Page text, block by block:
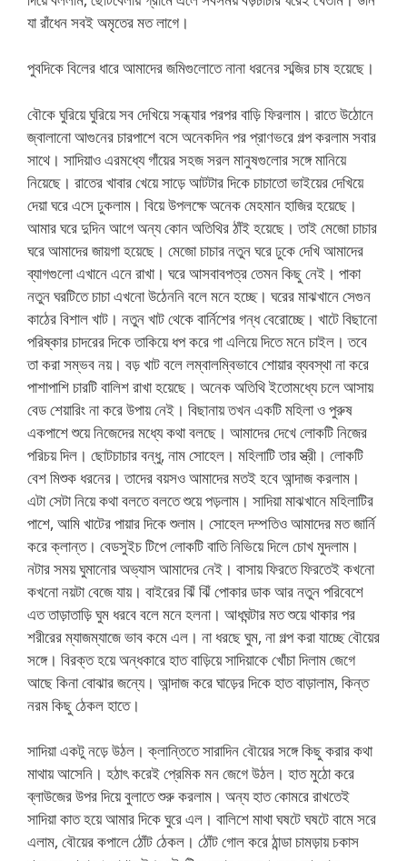
যা রাঁধেন সবই অমৃতের মত লাগে।
পুবদিকে বিলের ধারে আমাদের জমিগুলোতে নানা ধরনের সব্জির চাষ হয়েছে।
বৌকে ঘুরিয়ে ঘুরিয়ে সব দেখিয়ে সন্ধ্যার পরপর বাড়ি ফিরলাম। রাতে উঠোনে
জ্বালানো আগুনের চারপাশে বসে অনেকদিন পর প্রাণভরে গল্প করলাম সবার
সাথে। সাদিয়াও এরমধ্যে গাঁয়ের সহজ সরল মানুষগুলোর সঙ্গে মানিয়ে
নিয়েছে। রাতের খাবার খেয়ে সাড়ে আটটার দিকে চাচাতো ভাইয়ের দেখিয়ে
দেয়া ঘরে এসে ঢুকলাম। বিয়ে উপলক্ষে অনেক মেহমান হাজির হয়েছে।
আমার ঘরে দুদিন আগে অন্য কোন অতিথির ঠাঁই হয়েছে। তাই মেজো চাচার
ঘরে আমাদের জায়গা হয়েছে। মেজো চাচার নতুন ঘরে ঢুকে দেখি আমাদের
ব্যাগগুলো এখানে এনে রাখা। ঘরে আসবাবপত্র তেমন কিছু নেই। পাকা
নতুন ঘরটিতে চাচা এখনো উঠেননি বলে মনে হচ্ছে। ঘরের মাঝখানে সেগুন
কাঠের বিশাল খাট। নতুন খাট থেকে বার্নিশের গন্ধ বেরোচ্ছে। খাটে বিছানো
পরিষ্কার চাদরের দিকে তাকিয়ে ধপ করে গা এলিয়ে দিতে মনে চাইল। তবে
তা করা সম্ভব নয়। বড় খাট বলে লম্বালম্বিভাবে শোয়ার ব্যবস্থা না করে
পাশাপাশি চারটি বালিশ রাখা হয়েছে। অনেক অতিথি ইতোমধ্যে চলে আসায়
বেড শেয়ারিং না করে উপায় নেই। বিছানায় তখন একটি মহিলা ও পুরুষ
একপাশে শুয়ে নিজেদের মধ্যে কথা বলছে। আমাদের দেখে লোকটি নিজের
পরিচয় দিল। ছোটচাচার বন্ধু, নাম সোহেল। মহিলাটি তার স্ত্রী। লোকটি
বেশ মিশুক ধরনের। তাদের বয়সও আমাদের মতই হবে আন্দাজ করলাম।
এটা সেটা নিয়ে কথা বলতে বলতে শুয়ে পড়লাম। সাদিয়া মাঝখানে মহিলাটির
পাশে, আমি খাটের পায়ার দিকে শুলাম। সোহেল দম্পতিও আমাদের মত জার্নি
করে ক্লান্ত। বেডসুইচ টিপে লোকটি বাতি নিভিয়ে দিলে চোখ মুদলাম।
নটার সময় ঘুমানোর অভ্যাস আমাদের নেই। বাসায় ফিরতে ফিরতেই কখনো
কখনো নয়টা বেজে যায়। বাইরের ঝিঁ ঝিঁ পোকার ডাক আর নতুন পরিবেশে
এত তাড়াতাড়ি ঘুম ধরবে বলে মনে হলনা। আধঘন্টার মত শুয়ে থাকার পর
শরীরের ম্যাজম্যাজে ভাব কমে এল। না ধরছে ঘুম, না গল্প করা যাচ্ছে বৌয়ের
সঙ্গে। বিরক্ত হয়ে অন্ধকারে হাত বাড়িয়ে সাদিয়াকে খোঁচা দিলাম জেগে
আছে কিনা বোঝার জন্যে। আন্দাজ করে ঘাড়ের দিকে হাত বাড়ালাম, কিন্ত
নরম কিছু ঠেকল হাতে।
সাদিয়া একটু নড়ে উঠল। ক্লান্তিতে সারাদিন বৌয়ের সঙ্গে কিছু করার কথা
মাথায় আসেনি। হঠাৎ করেই প্রেমিক মন জেগে উঠল। হাত মুঠো করে
ব্লাউজের উপর দিয়ে বুলাতে শুরু করলাম। অন্য হাত কোমরে রাখতেই
সাদিয়া কাত হয়ে আমার দিকে ঘুরে এল। বালিশে মাথা ঘষটে ঘষটে বামে সরে
এলাম, বৌয়ের কপালে ঠোঁট ঠেকল। ঠোঁট গোল করে ঠান্ডা চামড়ায় চকাস